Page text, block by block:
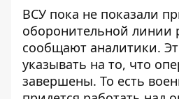
ВСУ пока не показали
оборонительной линии
сообщают аналитики.
указывать на то, что
завершены. То есть